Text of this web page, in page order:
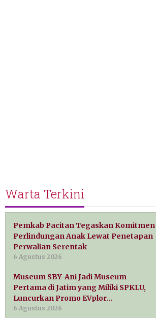
Warta Terkini
Pemkab Pacitan Tegaskan Komitmen
Perlindungan Anak Lewat Penetapan
Perwalian Serentak
6 Agustus 2026
Museum SBY-Ani Jadi Museum
Pertama di Jatim yang Miliki SPKLU,
Luncurkan Promo EVplor…
6 Agustus 2026